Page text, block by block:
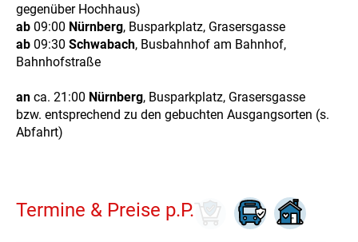
gegenüber Hochhaus)
ab 09:00 Nürnberg, Busparkplatz, Grasersgasse
ab 09:30 Schwabach, Busbahnhof am Bahnhof,
Bahnhofstraße
an ca. 21:00 Nürnberg, Busparkplatz, Grasersgasse
bzw. entsprechend zu den gebuchten Ausgangsorten (s.
Abfahrt)
Termine & Preise p.P.